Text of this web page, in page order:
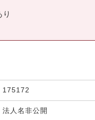
り
175172
法人名非公開